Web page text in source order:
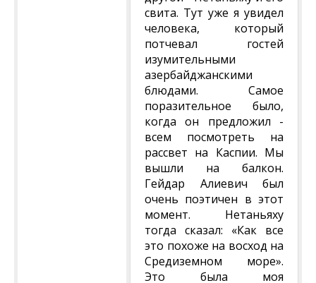
свита. Тут уже я увидел
человека, который
потчевал гостей
изумительными
азербайджанскими
блюдами. Самое
поразительное было,
когда он предложил -
всем посмотреть на
рассвет на Каспии. Мы
вышли на балкон.
Гейдар Алиевич был
очень поэтичен в этот
момент. Нетаньяху
тогда сказал: «Как все
это похоже на восход на
Средиземном море».
Это была моя